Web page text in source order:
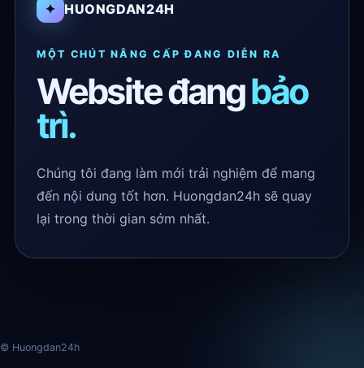
✦ HUONGDAN24H
MỘT CHÚT NÂNG CẤP ĐANG DIỄN RA
Website đangbảo
trì.
Chúng tôi đang làm mới trải nghiệm để mang
đến nội dung tốt hơn. Huongdan24h sẽ quay
lại trong thời gian sớm nhất.
© Huongdan24h